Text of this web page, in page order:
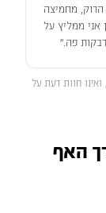
מחמיצה
ממליץ על
פה.״
חוות דעת על
האף